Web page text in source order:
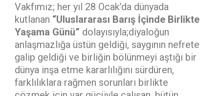
Vakfımız; her yıl 28 Ocak’da dünyada
kutlanan “Uluslararası Barış İçinde Birlikte
Yaşama Günü” dolayısıyla;diyaloğun
anlaşmazlığa üstün geldiği, saygının nefrete
galip geldiği ve birliğin bölünmeyi aştığı bir
dünya inşa etme kararlılığını sürdüren,
farklılıklara rağmen sorunları birlikte